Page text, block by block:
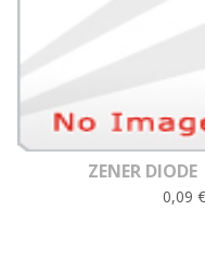
ZENER DIODE
0,09